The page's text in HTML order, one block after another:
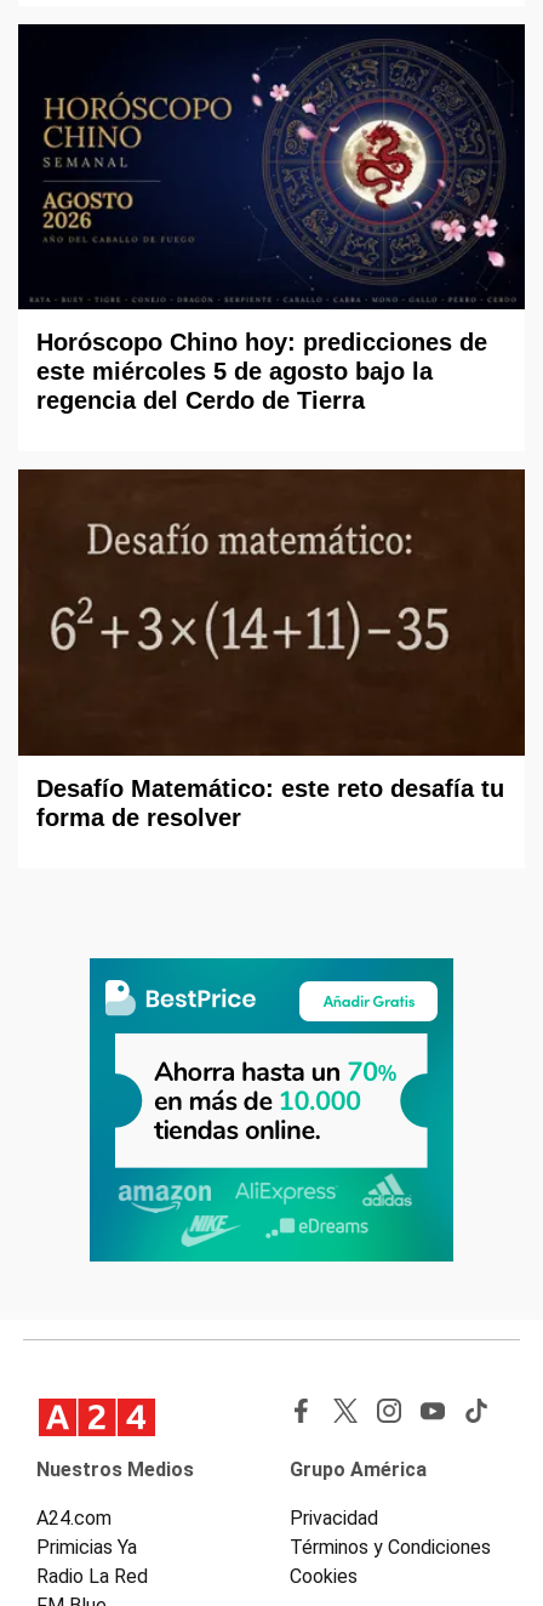
Horóscopo Chino hoy: predicciones de
este miércoles 5 de agosto bajo la
regencia del Cerdo de Tierra
Desafío Matemático: este reto desafía tu
forma de resolver
Nuestros Medios
A24.com
Primicias Ya
Radio La Red
Grupo América
Privacidad
Términos y Condiciones
Cookies